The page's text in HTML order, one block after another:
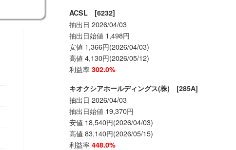
ACSL [6232]
抽出日 2026/04/03
抽出日始値 1,498円
安値 1,366円(2026/04/03)
高値 4,130円(2026/05/12)
利益率 302.0%
キオクシアホールディングス(株) [285A]
抽出日 2026/04/03
抽出日始値 19,370円
安値 18,540円(2026/04/03)
高値 83,140円(2026/05/15)
利益率 448.0%